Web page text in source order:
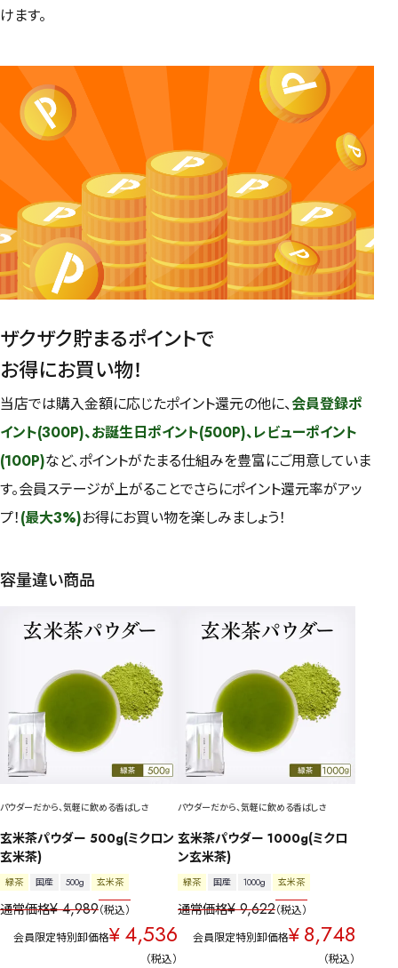
けます。
ザクザク貯まるポイントで
お得にお買い物！
当店では購入金額に応じたポイント還元の他に、会員登録ポ
イント(300P)、お誕生日ポイント(500P)、レビューポイント
(100P)など、ポイントがたまる仕組みを豊富にご用意していま
す。会員ステージが上がることでさらにポイント還元率がアッ
プ！(最大3%)お得にお買い物を楽しみましょう！
容量違い商品
パウダーだから、気軽に飲める香ばしさ
玄米茶パウダー 500g(ミクロン
玄米茶)
緑茶 国産 500g 玄米茶
通常価格¥ 4,989 税込
会員限定特別卸価格¥4,536
税込
パウダーだから、気軽に飲める香ばしさ
玄米茶パウダー 1000g(ミクロ
ン玄米茶)
緑茶 国産 1000g 玄米茶
通常価格¥ 9,622 税込
会員限定特別卸価格¥8,748
税込